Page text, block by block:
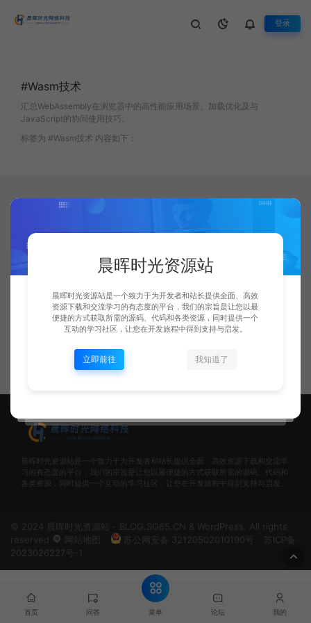
登录
#Wasm技术
汇总WebAssembly在浏览器中的高性能应用场景、加载优化及与
JavaScript的协同使用技巧。
标签为 #Wasm技术 内容如下：
Tag Archives: Wasm技术
前端性能监控深度解析：从真实
用户数据采集到WebAssembly高
晨晖时光资源站是一个致力于为开发者和站长提供全面、高效资源下载和交流学
习的有态度的平台，我们的宗旨是让您以最便捷的方式获取所需的源码、代码和
各类资源，同时提供一个互动的学习社区，让您在开发旅程中得到支持与启发。
© 2024 晨晖时光资源站 - BLOG.SG65.CN & WordPress. All rights
reserved
网站地图 苏公网安备 32120502010190号
苏ICP备
2023026227号-1
首页 问答 菜单 论坛 我的
晨晖时光资源站
晨晖时光资源站是一个致力于为开发者和站长提供全面、高效
资源下载和交流学习的有态度的平台，我们的宗旨是让您以最
便捷的方式获取所需的源码、代码和各类资源，同时提供一个
互动的学习社区，让您在开发旅程中得到支持与启发。
立即前往 我知道了